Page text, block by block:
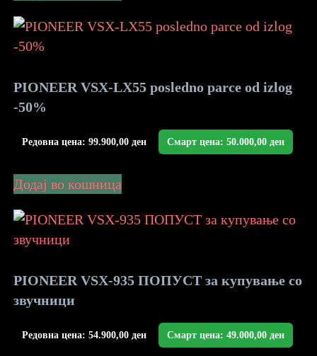
PIONEER VSX-LX55 posledno parce od izlog
-50%
Редовна цена: 99.900,00 ден Смарт цена: 50.000,00 ден
Додај во кошница
PIONEER VSX-935 ПОПУСТ за купување со
звучници
Редовна цена: 54.900,00 ден Смарт цена: 49.000,00 ден